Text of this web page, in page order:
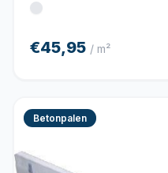
€45,95 / m²
Betonpalen